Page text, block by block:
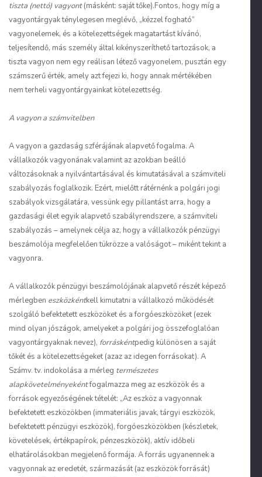
tiszta (nettó) vagyont(másként: saját tőke).Fontos, hogy míg a
vagyontárgyak ténylegesen meglévő, „kézzel fogható”
vagyonelemek, és a kötelezettségek magatartást kívánó,
teljesítendő, más személy által kikényszeríthető tartozások, a
tiszta vagyon nem egy reálisan létező vagyonelem, pusztán egy
számszerű érték, amely azt fejezi ki, hogy annak mértékében
nem terheli vagyontárgyainkat kötelezettség.
A vagyon a számvitelben
A vagyon a gazdaság szférájának alapvető fogalma. A
vállalkozók vagyonának valamint az azokban beálló
változásoknak a nyilvántartásával és kimutatásával a számviteli
szabályozás foglalkozik. Ezért, mielőtt rátérnénk a polgári jogi
szabályok vizsgálatára, vessünk egy pillantást arra, hogy a
gazdasági élet egyik alapvető szabályrendszere, a számviteli
szabályozás – amelynek célja az, hogy a vállalkozók pénzügyi
beszámolója megfelelően tükrözze a valóságot – miként tekint a
vagyonra.
A vállalkozók pénzügyi beszámolójának alapvető részét képező
mérlegben eszközkéntkell kimutatni a vállalkozó működését
szolgáló befektetett eszközöket és a forgóeszközöket (ezek
mind olyan jószágok, amelyeket a polgári jog összefoglalóan
vagyontárgyaknak nevez), forráskéntpedig különösen a saját
tőkét és a kötelezettségeket (azaz az idegen forrásokat). A
Számv. tv. indokolása a mérleg természetes
alapkövetelményekéntfogalmazza meg az eszközök és a
források egyezőségének tételét: „Az eszköz a vagyonnak
befektetett eszközökben (immateriális javak, tárgyi eszközök,
befektetett pénzügyi eszközök), forgóeszközökben (készletek,
követelések, értékpapírok, pénzeszközök), aktív időbeli
elhatárolásokban megjelenő formája. A forrás ugyanennek a
vagyonnak az eredetét, származását (az eszközök forrását)